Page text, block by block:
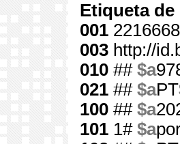
Etiqueta
001 2216668
003 http://
010 ## $a
021 ## $aPT
100 ## $a
101 1# $a